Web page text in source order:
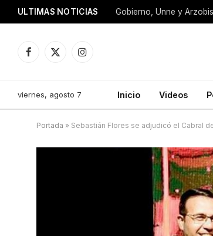
ULTIMAS NOTICIAS
Facebook
X
Instagram
viernes, agosto 7 Inicio Videos
Portada » Sebastián Flores se adjudicó el Cabral